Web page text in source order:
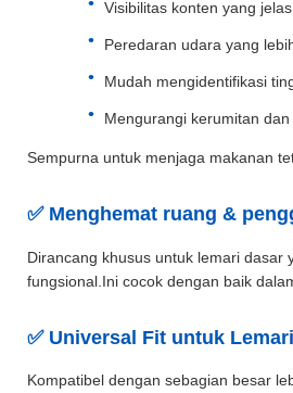
Visibilitas konten yang jelas
Peredaran udara yang
Mudah mengidentifikasi
Mengurangi kerumitan
Sempurna untuk menjaga makanan
✅ Menghemat ruang &
Dirancang khusus untuk lemari
fungsional.Ini cocok dengan baik
✅ Universal Fit untuk
Kompatibel dengan sebagian besar